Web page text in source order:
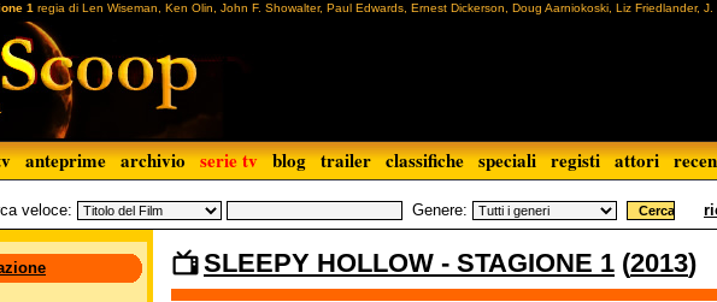
1 regia di Len Wiseman, Ken Olin, John F. Showalter, Paul Edwards, Ernest Dickerson, Doug Aarniokoski, Liz Friedlander,
anteprime archivio serie tv blog trailer classifiche speciali registi attori
veloce: Genere:
SLEEPY HOLLOW - STAGIONE 1 (2013)